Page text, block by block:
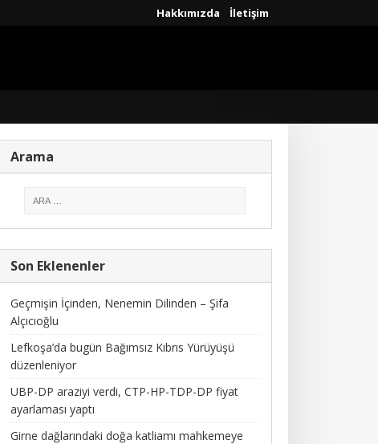
Hakkımızda İletişim
Arama
Son Eklenenler
Geçmişin İçinden, Nenemin Dilinden – Şifa
Alçıcıoğlu
Lefkoşa’da bugün Bağımsız Kıbrıs Yürüyüşü
düzenleniyor
UBP-DP araziyi verdi, CTP-HP-TDP-DP fiyat
ayarlaması yaptı
Girne dağlarındaki doğa katliamı mahkemeye